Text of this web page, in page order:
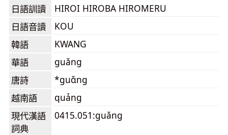
日語訓讀
HIROI HIROBA HIROMERU
日語音讀
KOU
韓語
KWANG
華語
guǎng
唐詩
*guɑ̌ng
越南語
quảng
現代漢語
詞典
0415.051:guǎng